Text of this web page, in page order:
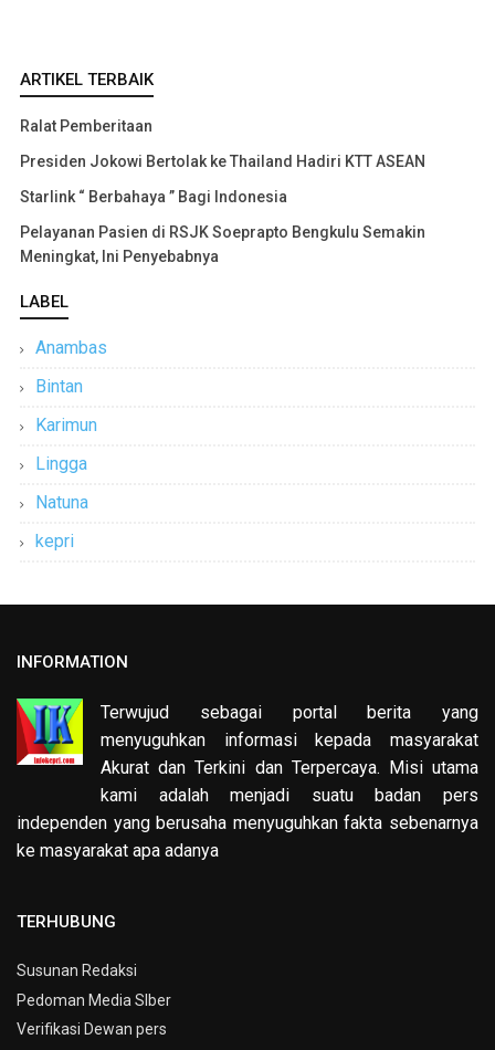
ARTIKEL TERBAIK
Ralat Pemberitaan
Presiden Jokowi Bertolak ke Thailand Hadiri KTT ASEAN
Starlink “ Berbahaya ” Bagi Indonesia
Pelayanan Pasien di RSJK Soeprapto Bengkulu Semakin
Meningkat, Ini Penyebabnya
LABEL
Anambas
Bintan
Karimun
Lingga
Natuna
kepri
INFORMATION
Terwujud sebagai portal berita yang
menyuguhkan informasi kepada masyarakat
Akurat dan Terkini dan Terpercaya. Misi utama
kami adalah menjadi suatu badan pers
independen yang berusaha menyuguhkan fakta sebenarnya
ke masyarakat apa adanya
TERHUBUNG
Susunan Redaksi
Pedoman Media SIber
Verifikasi Dewan pers